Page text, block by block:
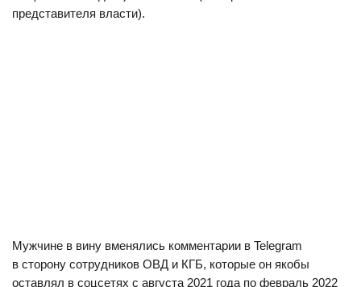
представителя власти).
Мужчине в вину вменялись комментарии в Telegram
в сторону сотрудников ОВД и КГБ, которые он якобы
оставлял в соцсетях с августа 2021 года по февраль 2022